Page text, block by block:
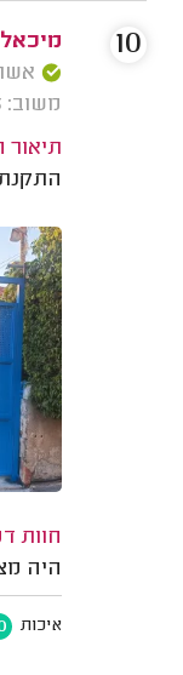
אשרור:
משוב: 11/11/2023
תיאור
חוות
היה
איכות
10